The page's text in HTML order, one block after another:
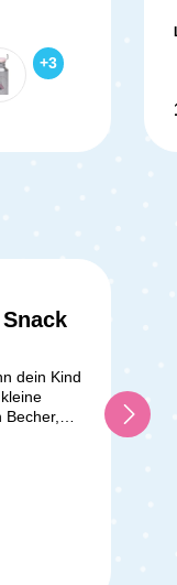
Die
der
+3
dein Kind
Becher,
Früchte,
Becher
Kleine
durch
Der
Mit dem